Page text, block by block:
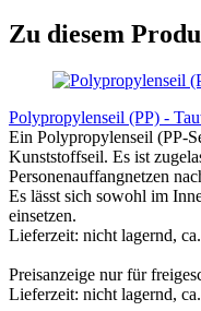
Zu diesem
Polypropylenseil (PP) -
Ein Polypropylenseil (PP-
Kunststoffseil. Es ist
Personenauffangnetzen
Es lässt sich sowohl im
einsetzen.
Lieferzeit: nicht lagernd,
Preisanzeige nur für
Lieferzeit: nicht lagernd,